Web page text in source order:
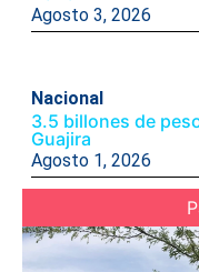
Agosto 3, 2026
Nacional
3.5 billones de
Guajira
Agosto 1, 2026